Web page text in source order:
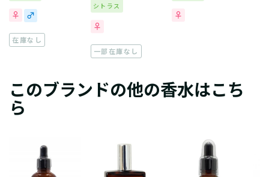
在庫なし
シトラス
一部在庫なし
このブランドの他の香水はこち
ら